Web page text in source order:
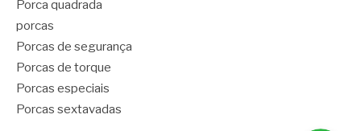
Porca quadrada
porcas
Porcas de segurança
Porcas de torque
Porcas especiais
Porcas sextavadas